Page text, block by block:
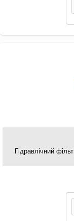
Гідравлічний